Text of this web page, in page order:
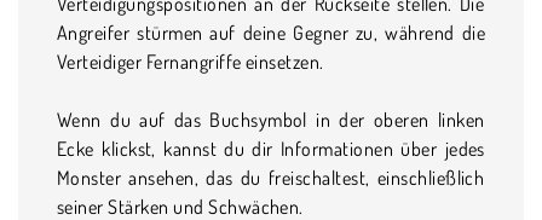
Angreifer stürmen auf deine Gegner zu, während die
Verteidiger Fernangriffe einsetzen.
Wenn du auf das Buchsymbol in der oberen linken
Ecke klickst, kannst du dir Informationen über jedes
Monster ansehen, das du freischaltest, einschließlich
seiner Stärken und Schwächen.